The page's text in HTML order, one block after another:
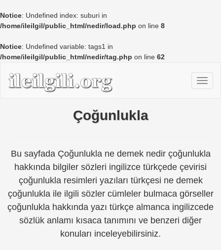
Notice: Undefined index: suburi in
/home/ileilgil/public_html/nedir/load.php on line 8
Notice: Undefined variable: tags1 in
/home/ileilgil/public_html/nedir/tag.php on line 62
Çoğunlukla
Bu sayfada Çoğunlukla ne demek nedir çoğunlukla
hakkında bilgiler sözleri ingilizce türkçede çevirisi
çoğunlukla resimleri yazıları türkçesi ne demek
çoğunlukla ile ilgili sözler cümleler bulmaca görseller
çoğunlukla hakkında yazı türkçe almanca ingilizcede
sözlük anlamı kısaca tanımını ve benzeri diğer
konuları inceleyebilirsiniz.